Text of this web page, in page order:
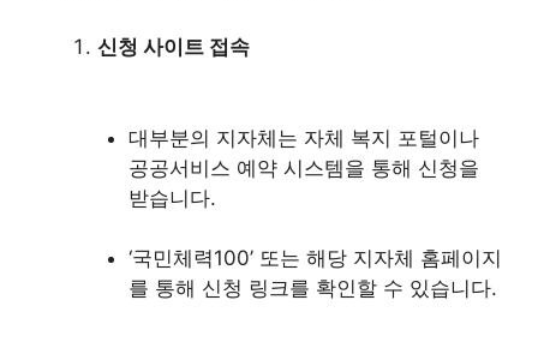
신청 사이트 접속
대부분의 지자체는 자체 복지 포털이나
공공서비스 예약 시스템을 통해 신청을
받습니다.
‘국민체력100’ 또는 해당 지자체 홈페이지
를 통해 신청 링크를 확인할 수 있습니다.